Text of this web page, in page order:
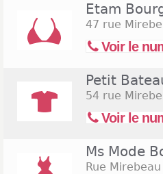
Etam
47 rue
Voir le
Petit
54 rue
Voir le
Ms Mode
Rue